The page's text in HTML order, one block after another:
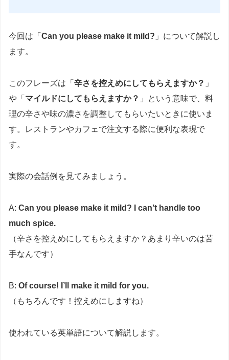
今回は「 Can you please make it mild? 」について解説し
ます。
このフレーズは「 辛さを控えめにしてもらえますか？ 」
や「 マイルドにしてもらえますか？ 」という意味で、料
理の辛さや味の濃さを調整してもらいたいときに使いま
す。レストランやカフェで注文する際に便利な表現で
す。
実際の会話例を見てみましょう。
A: Can you please make it mild? I can’t handle too
much spice.
（辛さを控えめにしてもらえますか？あまり辛いのは苦
手なんです）
B: Of course! I’ll make it mild for you.
（もちろんです！控えめにしますね）
使われている英単語について解説します。